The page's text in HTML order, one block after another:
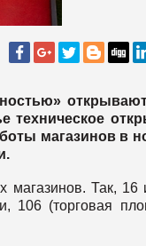
техническое
магазинов в
магазинов. Так, 16
106 (торговая